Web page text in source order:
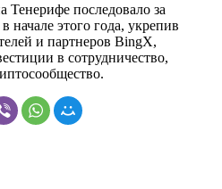
Тенерифе последовало за
начале этого года, укрепив
и партнеров BingX,
в сотрудничество,